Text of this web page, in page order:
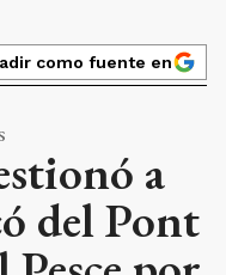
como fuente en
a
del Pont